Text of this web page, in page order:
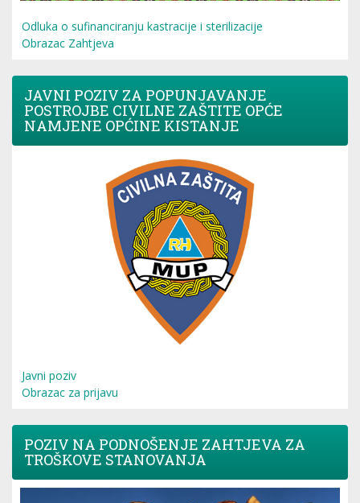
Odluka o sufinanciranju kastracije i sterilizacije
Obrazac Zahtjeva
JAVNI POZIV ZA POPUNJAVANJE
POSTROJBE CIVILNE ZAŠTITE OPĆE
NAMJENE OPĆINE KISTANJE
Javni poziv
Obrazac za prijavu
POZIV NA PODNOŠENJE ZAHTJEVA ZA
TROŠKOVE STANOVANJA